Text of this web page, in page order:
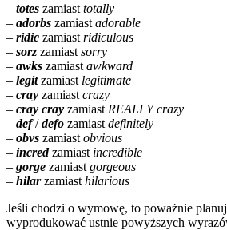
– totes zamiast totally
– adorbs zamiast adorable
– ridic zamiast ridiculous
– sorz zamiast sorry
– awks zamiast awkward
– legit zamiast legitimate
– cray zamiast crazy
– cray cray zamiast REALLY crazy
– def/defo zamiast definitely
– obvs zamiast obvious
– incredzamiast incredible
– gorge zamiast gorgeous
– hilarzamiast hilarious
Jeśli chodzi o wymowę, to poważnie
wyprodukować ustnie powyższych